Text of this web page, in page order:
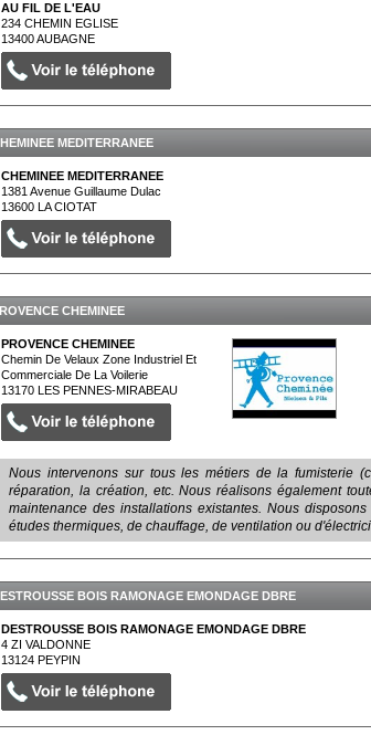
AU FIL DE L'EAU
234 CHEMIN EGLISE
13400AUBAGNE
MEDITERRANEE
CHEMINEE MEDITERRANEE
1381 Avenue Guillaume Dulac
13600LA CIOTAT
CHEMINEE
PROVENCE CHEMINEE
Chemin De Velaux Zone Industriel Et
Commerciale De La Voilerie
13170LES PENNES-MIRABEAU
Nous intervenons sur tous les métiers de la fumisterie
réparation, la création, etc. Nous réalisons également
maintenance des installations existantes. Nous
études thermiques, de chauffage, de ventilation ou
BOIS RAMONAGE EMONDAGE DBRE
DESTROUSSE BOIS RAMONAGE EMONDAGE DBRE
4 ZI VALDONNE
13124PEYPIN